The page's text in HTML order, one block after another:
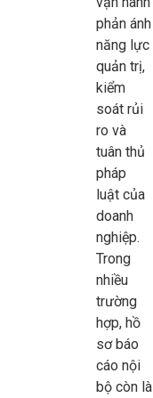
phản ánh
năng lực
quản trị,
kiểm
soát rủi
ro và
tuân thủ
pháp
luật của
doanh
nghiệp.
Trong
nhiều
trường
hợp, hồ
sơ báo
cáo nội
bộ còn là